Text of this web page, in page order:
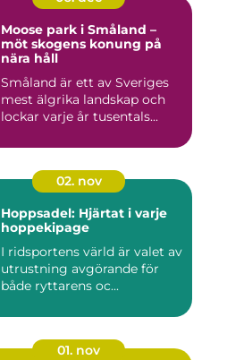
Moose park i Småland –
möt skogens konung på
nära håll
Småland är ett av Sveriges
mest älgrika landskap och
lockar varje år tusentals...
02. nov
Hoppsadel: Hjärtat i varje
hoppekipage
I ridsportens värld är valet av
utrustning avgörande för
både ryttarens oc...
01. nov